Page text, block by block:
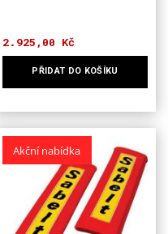
2.925,00 Kč
PŘIDAT DO KOŠÍKU
produkt
má
více
variant.
vybrat
Akční nabídka